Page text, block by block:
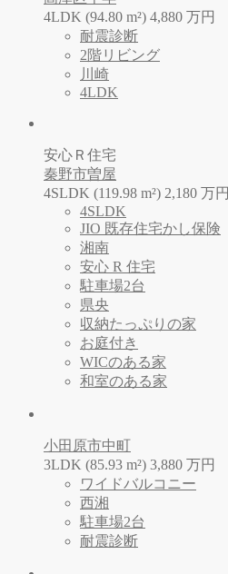
4LDK (94.80 m²) 4,880 万円
耐震診断
2階リビング
川崎
4LDK
安心Ｒ住宅
秦野市曽屋
4SLDK (119.98 m²) 2,180 万円
4SLDK
JIO 既存住宅かし保険
湘南
安心 R 住宅
駐車場2台
県央
収納たっぷりの家
お庭付き
WICのある家
和室のある家
小田原市中町
3LDK (85.93 m²) 3,880 万円
ワイドバルコニー
西湘
駐車場2台
耐震診断